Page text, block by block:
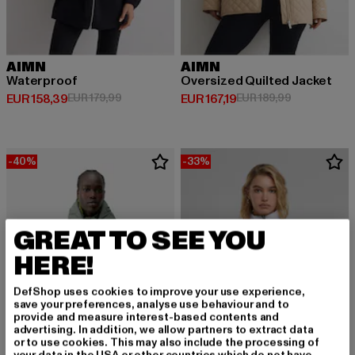
AIMN
Waterproof
EUR 158,39
Derzeitiger Preis: EUR 158,39
EUR 179,99Aktionspreis: EUR 179,99
AIMN
Oversized Quilted Jacket
EUR 167,19
Derzeitiger Preis: EUR 167,19
EUR 189,99Aktionspreis:
-40% -33%
GREAT TO SEE YOU
HERE!
DefShop uses cookies to improve your use experience,
save your preferences, analyse use behaviour and to
provide and measure interest-based contents and
advertising. In addition, we allow partners to extract data
or to use cookies. This may also include the processing of